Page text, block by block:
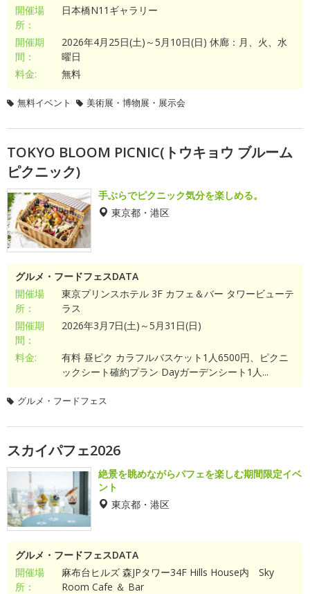
開催場
所：
日本橋N11ギャラリー
開催期
間：
2026年4月25日(土)～5月10日(日) 休廊：月、火、水
曜日
料金:
無料
無料イベント 美術展・博物展・展示会
TOKYO BLOOM PICNIC(トウキョウ ブルーム
ピクニック)
手ぶらでピクニック気分を楽しめる。
東京都・港区
グルメ・フードフェスDATA
開催場
所：
東京プリンスホテル 3F カフェ＆バー タワービューテ
ラス
開催期
間：
2026年3月7日(土)～5月31日(日)
料金:
有料 昼ピク カラフルバスケット1人6500円、ピクニ
ックシート確約プラン Dayガーデンシート1人...
グルメ・フードフェス
スカイパフェ2026
絶景を眺めながらパフェを楽しむ期間限定イベ
ント
東京都・港区
グルメ・フードフェスDATA
開催場
所：
麻布台ヒルズ 森JPタワー34F Hills House内 Sky
Room Cafe ＆ Bar